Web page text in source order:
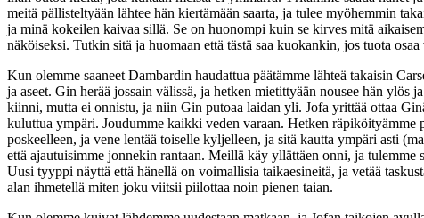
meitä pällisteltyään lähtee hän kiertämään saarta, ja tulee myöhemmin
ja minä kokeilen kaivaa sillä. Se on huonompi kuin se kirves mitä
näköiseksi. Tutkin sitä ja huomaan että tästä saa kuokankin, jos tuota
Kun olemme saaneet Dambardin haudattua päätämme lähteä takaisin
ja aseet. Gin herää jossain välissä, ja hetken mietittyään nousee hän
kiinni, mutta ei onnistu, ja niin Gin putoaa laidan yli. Jofa yrittää ottaa
kuluttua ympäri. Joudumme kaikki veden varaan. Hetken räpiköityämme
poskeelleen, ja vene lentää toiselle kyljelleen, ja sitä kautta ympäri asti
että ajautuisimme jonnekin rantaan. Meillä käy yllättäen onni, ja tulemme
Uusi tyyppi näyttä että hänellä on voimallisia taikaesineitä, ja vetää
alan ihmetellä miten joku viitsii piilottaa noin pienen taian.